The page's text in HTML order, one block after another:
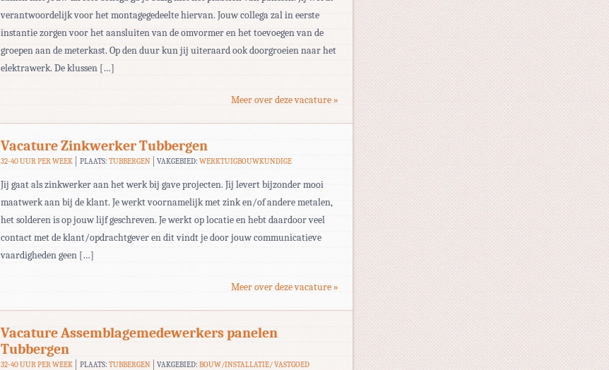
verantwoordelijk voor het montagegedeelte hiervan. Jouw collega zal in eerste
instantie zorgen voor het aansluiten van de omvormer en het toevoegen van de
groepen aan de meterkast. Op den duur kun jij uiteraard ook doorgroeien naar het
elektrawerk. De klussen […]
Meer over deze vacature »
Vacature Zinkwerker Tubbergen
32-40 UUR PER WEEK PLAATS: TUBBERGEN VAKGEBIED:WERKTUIGBOUWKUNDIGE
Jij gaat als zinkwerker aan het werk bij gave projecten. Jij levert bijzonder mooi
maatwerk aan bij de klant. Je werkt voornamelijk met zink en/of andere metalen,
het solderen is op jouw lijf geschreven. Je werkt op locatie en hebt daardoor veel
contact met de klant/opdrachtgever en dit vindt je door jouw communicatieve
vaardigheden geen […]
Meer over deze vacature »
Vacature Assemblagemedewerkers panelen
Tubbergen
32-40 UUR PER WEEK PLAATS: TUBBERGEN VAKGEBIED:BOUW/INSTALLATIE/ VASTGOED